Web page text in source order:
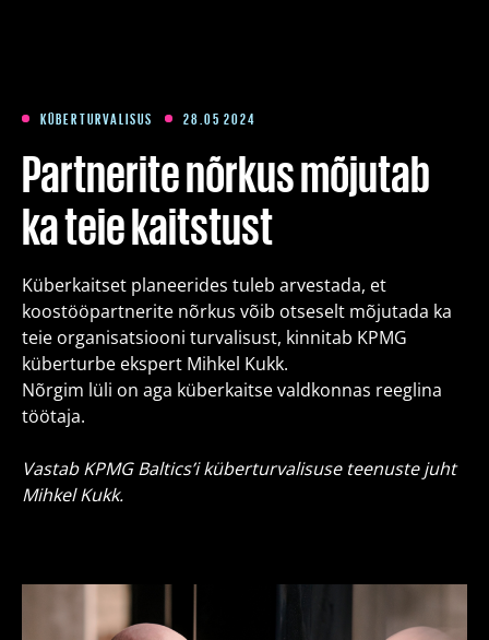
Paketid
Meist
Artiklid
Kontakt
Est Eng
KÜBERTURVALISUS 28.05 2024
Partnerite nõrkus mõjutab
ka teie kaitstust
Küberkaitset planeerides tuleb arvestada, et
koostööpartnerite nõrkus võib otseselt mõjutada ka
teie organisatsiooni turvalisust, kinnitab KPMG
küberturbe ekspert Mihkel Kukk.
Nõrgim lüli on aga küberkaitse valdkonnas reeglina
töötaja.
Vastab KPMG Baltics’i küberturvalisuse teenuste juht
Mihkel Kukk.